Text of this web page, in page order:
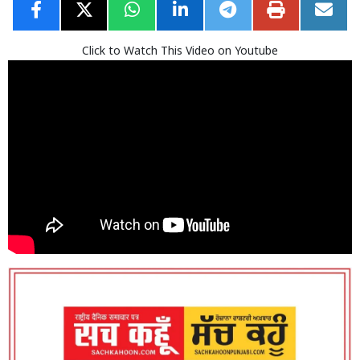
Click to Watch This Video on Youtube